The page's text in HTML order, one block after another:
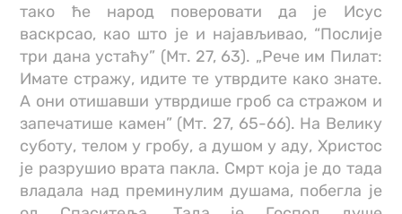
тако ће народ поверовати да је Исус
васкрсао, као што је и најављивао, “Послије
три дана устаћу” (Мт. 27, 63). „Рече им Пилат:
Имате стражу, идите те утврдите како знате.
А они отишавши утврдише гроб са стражом и
запечатише камен” (Мт. 27, 65-66). На Велику
суботу, телом у гробу, а душом у аду, Христос
је разрушио врата пакла. Смрт која је до тада
владала над преминулим душама, побегла је